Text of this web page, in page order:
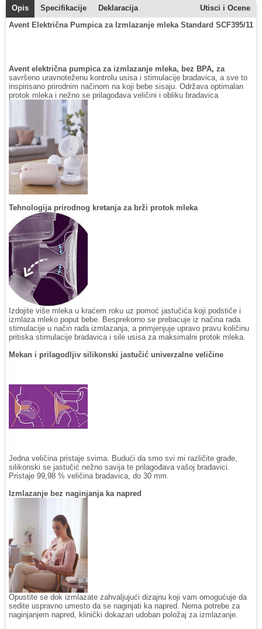
Opis Specifikacije Deklaracija
Utisci i Ocene
Avent Električna Pumpica za Izmlazanje mleka Standard SCF395/11
Avent električna pumpica za izmlazanje mleka, bez BPA, za
savršeno uravnoteženu kontrolu usisa i stimulacije bradavica, a sve to
inspirisano prirodnim načinom na koji bebe sisaju. Održava optimalan
protok mleka i nežno se prilagođava veličini i obliku bradavica
Tehnologija prirodnog kretanja za brži protok mleka
Izdojite više mleka u kraćem roku uz pomoć jastučića koji podstiče i
izmlaza mleko poput bebe. Besprekorno se prebacuje iz načina rada
stimulacije u način rada izmlazanja, a primjenjuje upravo pravu količinu
pritiska stimulacije bradavica i sile usisa za maksimalni protok mleka.
Mekan i prilagodljiv silikonski jastučić univerzalne veličine
Jedna veličina pristaje svima. Budući da smo svi mi različite građe,
silikonski se jastučić nežno savija te prilagođava vašoj bradavici.
Pristaje 99,98 % veličina bradavica, do 30 mm.
Izmlazanje bez naginjanja ka napred
Opustite se dok izmlazate zahvaljujući dizajnu koji vam omogućuje da
sedite uspravno umesto da se naginjati ka napred. Nema potrebe za
naginjanjem napred, klinički dokazan udoban položaj za izmlazanje.